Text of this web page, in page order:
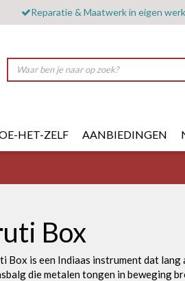
Reparatie & Maatwerk in eigen
HET-ZELF AANBIEDINGEN
Box
Box is een Indiaas instrument dat
die metalen tongen in beweging